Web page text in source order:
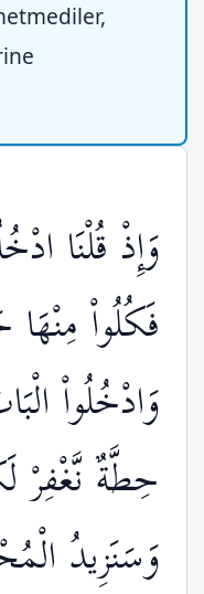
وَإِذْ قُلْنَا
فَكُلُواْ
وَادْخُلُواْ
حِطَّةٌ نَّغْفِرْ
وَسَنَزِيدُ